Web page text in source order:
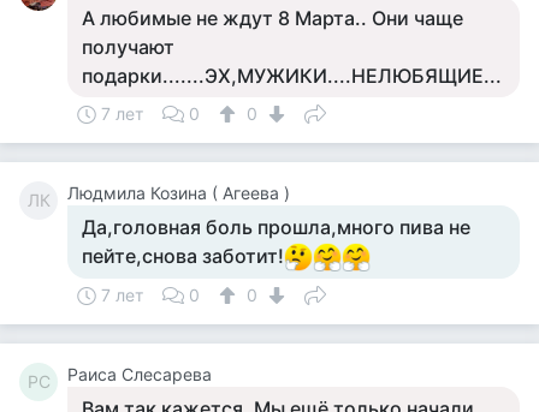
А любимые не ждут 8 Марта.. Они чаще
получают
подарки.......ЭХ,МУЖИКИ....НЕЛЮБЯЩИЕ...
7 лет 0 0
ЛК Людмила Козина ( Агеева )
Да,головная боль прошла,много пива не
пейте,снова заботит!
7 лет 0 0
РС Раиса Слесарева